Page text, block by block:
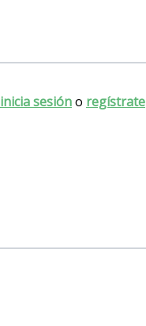
inicia sesióno regístrate